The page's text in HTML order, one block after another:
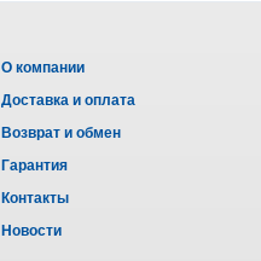
О компании
Доставка и оплата
Возврат и обмен
Гарантия
Контакты
Новости